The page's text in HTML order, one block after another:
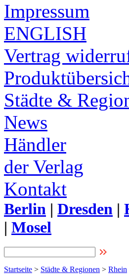
Impressum
ENGLISH
Vertrag
Städte &
News
Händler
der Verlag
Kontakt
Berlin | Dresden |
| Mosel
Startseite > Städte & Regionen > Rhein